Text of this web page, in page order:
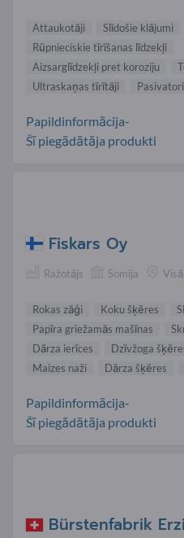
Attaukotāji
Slīdošie klājumi
Rūpnieciskie tīrīšanas līdzekļi
Aizsarglīdzekļi pret koroziju
Ultraskaņas tīrītāji
Pasivatori
Papildinformācija-
Šī piegādātāja produkti
Fiskars Oy
Ražotājs Somija
Rokas zāģi Koku šķēres
Papīra griežamās mašīnas
Dārza ierīces
Dzīvžoga
Maizes naži
Dārza šķēres
Papildinformācija-
Šī piegādātāja produkti
Bürstenfabrik